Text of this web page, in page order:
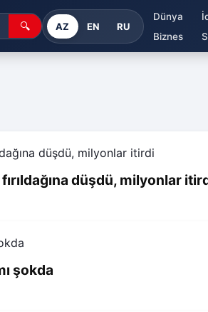
🔍 AZ EN RU
Dünya
Biznes
düşdü, milyonlar
şokda